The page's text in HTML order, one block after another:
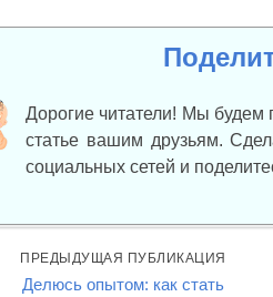
Дорогие читатели! Мы будем
статье вашим друзьям.
социальных сетей и
ПРЕДЫДУЩАЯ ПУБЛИКАЦИЯ
Делюсь опытом: как стать